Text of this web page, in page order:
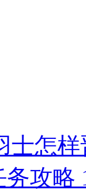
士怎
务攻略